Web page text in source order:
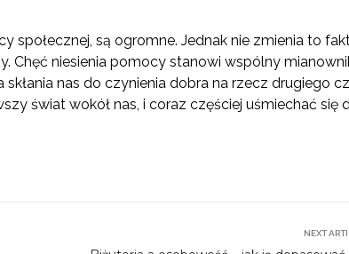
są ogromne. Jednak nie zmienia to
Chęć niesienia pomocy stanowi wspólny
nas do czynienia dobra na rzecz drugiego
świat wokół nas, i coraz częściej uśmiechać się
NEXT